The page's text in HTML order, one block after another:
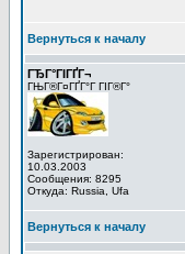
Вернуться к началу
ГЂГ°ГІГҐГ¬
ГЊГ®Г¤ГҐГ°Г ГІГ®Г°
Зарегистрирован:
10.03.2003
Сообщения: 8295
Откуда: Russia, Ufa
Вернуться к началу